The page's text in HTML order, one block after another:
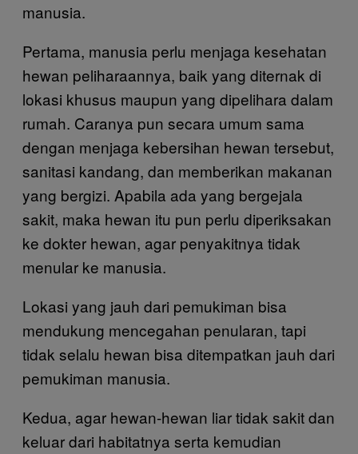
manusia.
Pertama, manusia perlu menjaga kesehatan
hewan peliharaannya, baik yang diternak di
lokasi khusus maupun yang dipelihara dalam
rumah. Caranya pun secara umum sama
dengan menjaga kebersihan hewan tersebut,
sanitasi kandang, dan memberikan makanan
yang bergizi. Apabila ada yang bergejala
sakit, maka hewan itu pun perlu diperiksakan
ke dokter hewan, agar penyakitnya tidak
menular ke manusia.
Lokasi yang jauh dari pemukiman bisa
mendukung mencegahan penularan, tapi
tidak selalu hewan bisa ditempatkan jauh dari
pemukiman manusia.
Kedua, agar hewan-hewan liar tidak sakit dan
keluar dari habitatnya serta kemudian